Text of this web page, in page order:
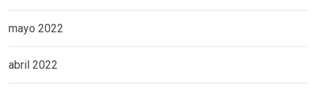
mayo 2022
abril 2022